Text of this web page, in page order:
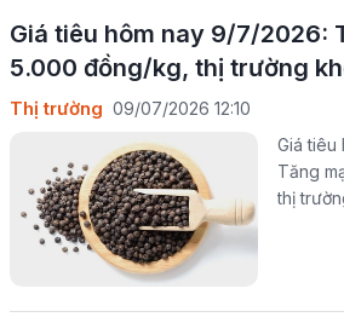
Giá tiêu hôm nay 9/7/2026:
5.000 đồng/kg, thị trường
Thị trường 09/07/2026 12:10
Giá tiêu
Tăng
thị